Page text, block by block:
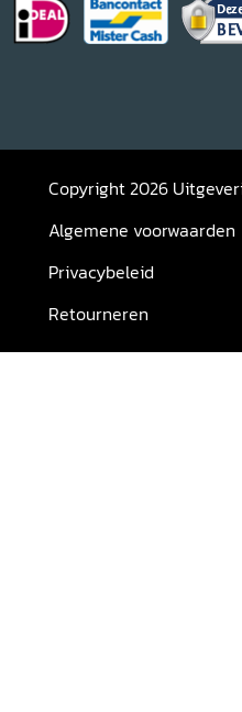
Copyright 2026
Algemene voorwaarden
Privacybeleid
Retourneren